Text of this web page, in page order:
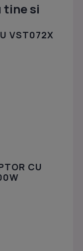
tine si
VST072X
CU